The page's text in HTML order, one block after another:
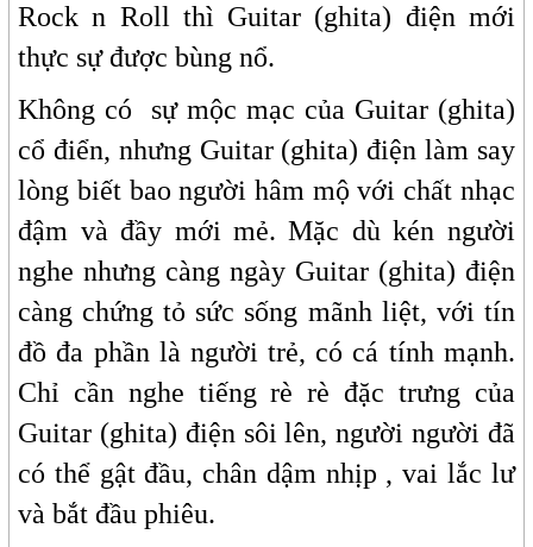
Rock n Roll thì Guitar (ghita) điện mới
thực sự được bùng nổ.
Không có sự mộc mạc của Guitar (ghita)
cổ điển, nhưng Guitar (ghita) điện làm say
lòng biết bao người hâm mộ với chất nhạc
đậm và đầy mới mẻ. Mặc dù kén người
nghe nhưng càng ngày Guitar (ghita) điện
càng chứng tỏ sức sống mãnh liệt, với tín
đồ đa phần là người trẻ, có cá tính mạnh.
Chỉ cần nghe tiếng rè rè đặc trưng của
Guitar (ghita) điện sôi lên, người người đã
có thể gật đầu, chân dậm nhịp , vai lắc lư
và bắt đầu phiêu.